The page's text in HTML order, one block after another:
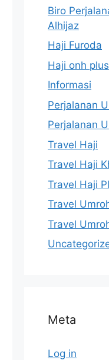
Biro
Alhijaz
Haji Furoda
Haji onh plus
Informasi
Perjalanan
Perjalanan
Travel Haji
Travel Haji
Travel Haji
Travel
Travel
Meta
Log in